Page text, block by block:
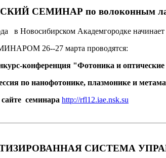
СЕМИНАР по волоконным
в Новосибирском Академгородке начинает
26--27 марта проводятся:
конференция "Фотоника и
по нанофотонике, плазмонике и
семинара http://rfl12.iae.nsk.su
СИСТЕМА